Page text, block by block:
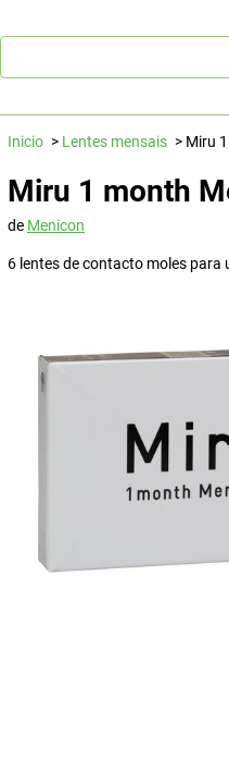
Pesquisa
Inicio Lentes mensais Miru
Miru 1 month
de Menicon
6 lentes de contacto moles